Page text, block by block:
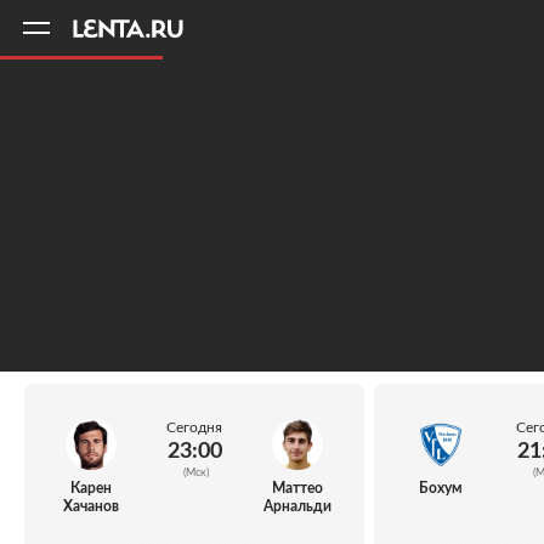
Карен
Хачанов
Сегодня
23:00
(Мск)
Маттео
Арнальди
Бохум